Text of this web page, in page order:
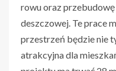
rowu oraz
deszczowej. Te prace
przestrzeń będzie nie
atrakcyjna dla